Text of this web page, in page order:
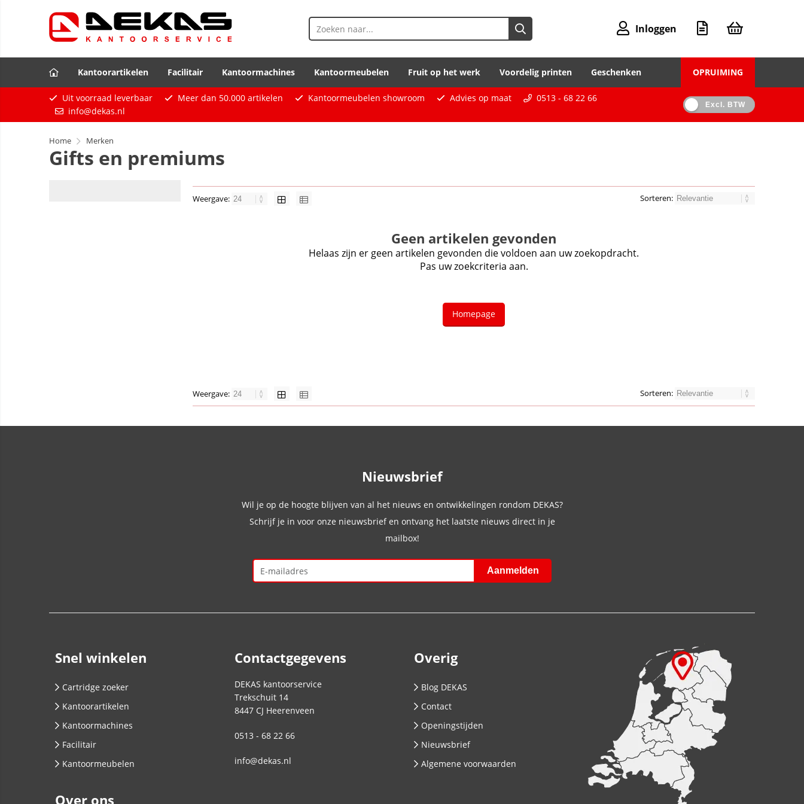
Inloggen
Kantoorartikelen Facilitair Kantoormachines Kantoormeubelen Fruit op het werk Voordelig printen Geschenken OPRUIMING
Uit voorraad leverbaar Meer dan 50.000 artikelen Kantoormeubelen showroom Advies op maat
0513 - 68 22 66
info@dekas.nl
Excl. BTW
Home Merken
Gifts en premiums
Weergave: Sorteren:
Geen artikelen gevonden
Helaas zijn er geen artikelen gevonden die voldoen aan uw zoekopdracht.
Pas uw zoekcriteria aan.
Homepage
Weergave: Sorteren:
Nieuwsbrief
Wil je op de hoogte blijven van al het nieuws en ontwikkelingen rondom DEKAS?
Schrijf je in voor onze nieuwsbrief en ontvang het laatste nieuws direct in je
mailbox!
Snel winkelen
Cartridge zoeker
Kantoorartikelen
Kantoormachines
Facilitair
Kantoormeubelen
Over ons
Contactgegevens
DEKAS kantoorservice
Trekschuit 14
8447 CJ Heerenveen
0513 - 68 22 66
info@dekas.nl
Overig
Blog DEKAS
Contact
Openingstijden
Nieuwsbrief
Algemene voorwaarden